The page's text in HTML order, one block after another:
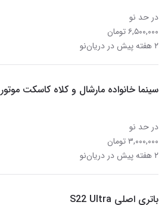
در حد نو
۶,۵۰۰,۰۰۰ تومان
۲ هفته پیش در دریان‌نو
سینما خانواده مارشال و کلاه کاسکت موتور
در حد نو
۳,۰۰۰,۰۰۰ تومان
۲ هفته پیش در دریان‌نو
باتری اصلی S22 Ultra